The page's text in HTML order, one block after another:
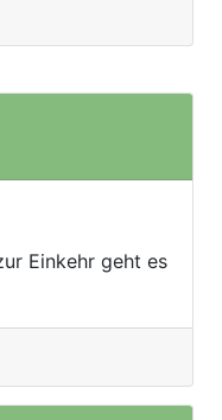
Einkehr geht es